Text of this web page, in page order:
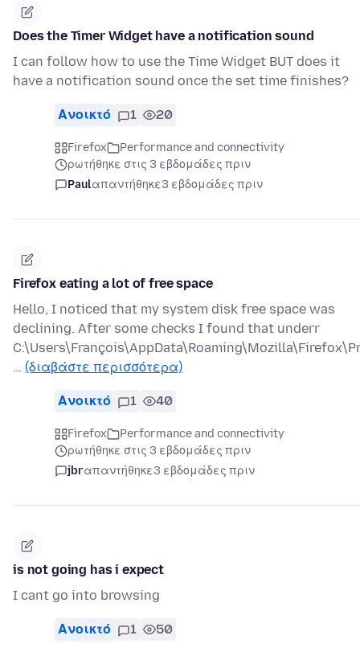
Does the Timer Widget have a notification sound
I can follow how to use the Time Widget BUT does it
have a notification sound once the set time finishes?
Ανοικτό 1 20
Firefox
Performance and connectivity
ρωτήθηκε στις 3 εβδομάδες πριν
Paulαπαντήθηκε3 εβδομάδες πριν
Firefox eating a lot of free space
Hello, I noticed that my system disk free space was
declining. After some checks I found that underr
… (διαβάστε περισσότερα)
Ανοικτό 1 40
Firefox
Performance and connectivity
ρωτήθηκε στις 3 εβδομάδες πριν
jbrαπαντήθηκε3 εβδομάδες πριν
is not going has i expect
I cant go into browsing
Ανοικτό 1 50